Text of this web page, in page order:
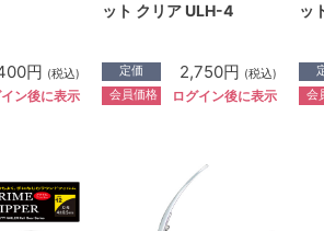
円 (税込)
ン後に表示
ット クリア ULH-4
定価 2,750円 (税込)
会員価格 ログイン後に表示
ッ
会